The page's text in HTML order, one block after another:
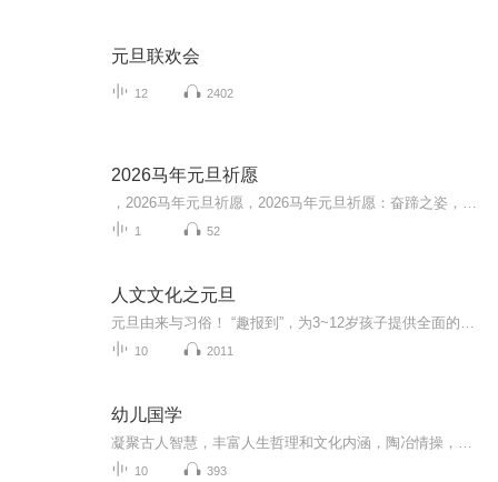
元旦联欢会
12 2402
2026马年元旦祈愿
1 52
人文文化之元旦
10 2011
幼儿国学
10 393